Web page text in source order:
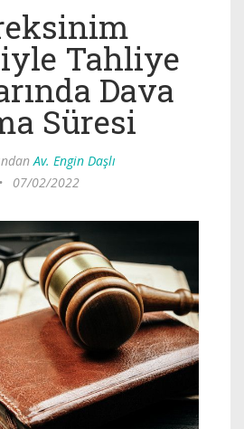
Tahliye
Dava
Süresi
Av. Engin Daşlı
•
07/02/2022